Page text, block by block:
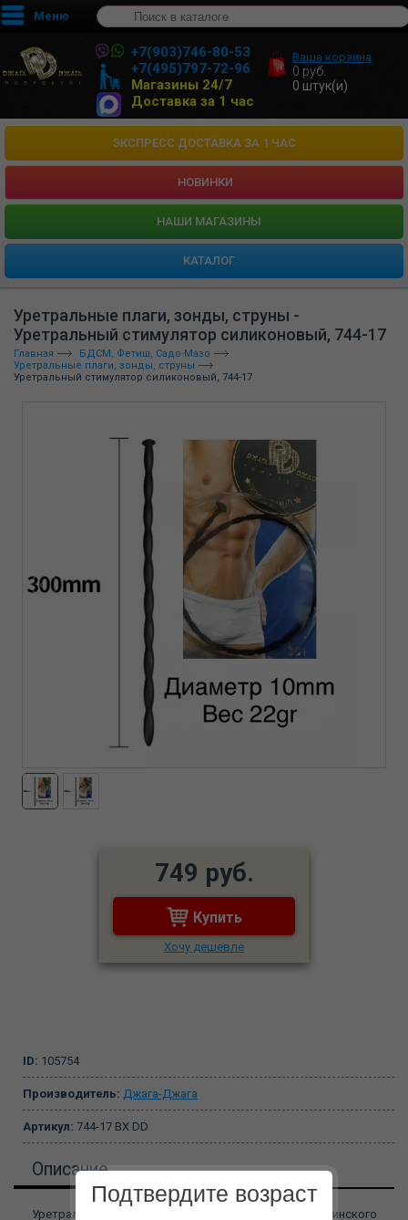
Меню
+7(903)746-80-53
+7(495)797-72-96
Магазины 24/7
Доставка за 1 час
Ваша корзина
0 руб.
0 штук(и)
ЭКСПРЕСС ДОСТАВКА ЗА 1 ЧАС
НОВИНКИ
HАШИ МАГАЗИНЫ
КАТАЛОГ
Уретральные плаги, зонды, струны -
Уретральный стимулятор силиконовый, 744-17
Главная
БДСМ, Фетиш, Садо-Мазо
Уретральные плаги, зонды, струны
Уретральный стимулятор силиконовый, 744-17
749 руб.
Купить
Хочу дешевле
ID: 105754
Производитель: Джага-Джага
Артикул: 744-17 BX DD
Описание
Уретральный расширитель из нежного медицинского
Подтвердите возраст